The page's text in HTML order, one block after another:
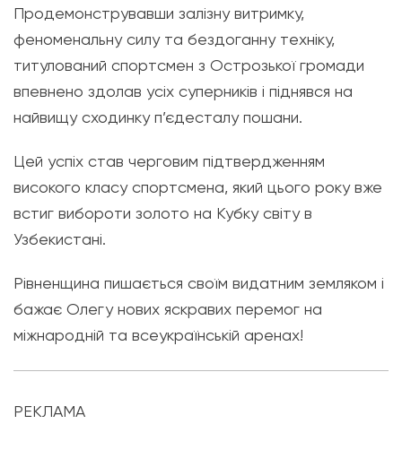
Продемонструвавши залізну витримку,
феноменальну силу та бездоганну техніку,
титулований спортсмен з Острозької громади
впевнено здолав усіх суперників і піднявся на
найвищу сходинку п’єдесталу пошани.
Цей успіх став черговим підтвердженням
високого класу спортсмена, який цього року вже
встиг вибороти золото на Кубку світу в
Узбекистані.
Рівненщина пишається своїм видатним земляком і
бажає Олегу нових яскравих перемог на
міжнародній та всеукраїнській аренах!
РЕКЛАМА